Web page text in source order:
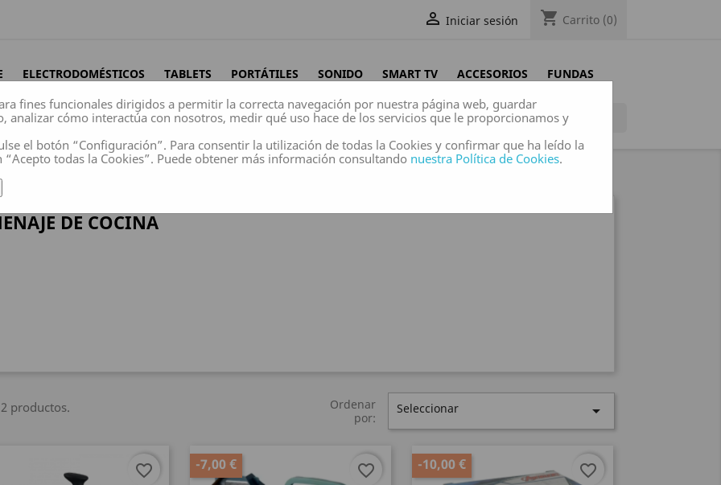
 Iniciar sesión shopping_cart Carrito (0)
ELECTRODOMÉSTICOS TABLETS PORTÁTILES SONIDO SMART TV ACCESORIOS FUNDAS
DE COCINA
productos.
Ordenar
por:
Seleccionar 
favorite_border -7,00 € favorite_border -10,00 € favorite_border
fines funcionales dirigidos a permitir la correcta navegación por nuestra página web, guardar
analizar cómo interactúa con nosotros, medir qué uso hace de los servicios que le proporcionamos y
el botón “Configuración”. Para consentir la utilización de todas la Cookies y confirmar que ha leído la
todas la Cookies”. Puede obtener más información consultando nuestra Política de Cookies.